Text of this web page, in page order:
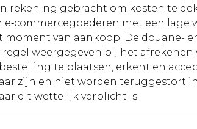
rekening gebracht om kosten te
met een lage
van aankoop. De douane-
weergegeven bij het afrekenen
te plaatsen, erkent en
zijn en niet worden teruggestort in
dit wettelijk verplicht is.